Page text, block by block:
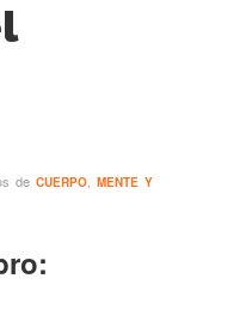
de CUERPO, MENTE Y